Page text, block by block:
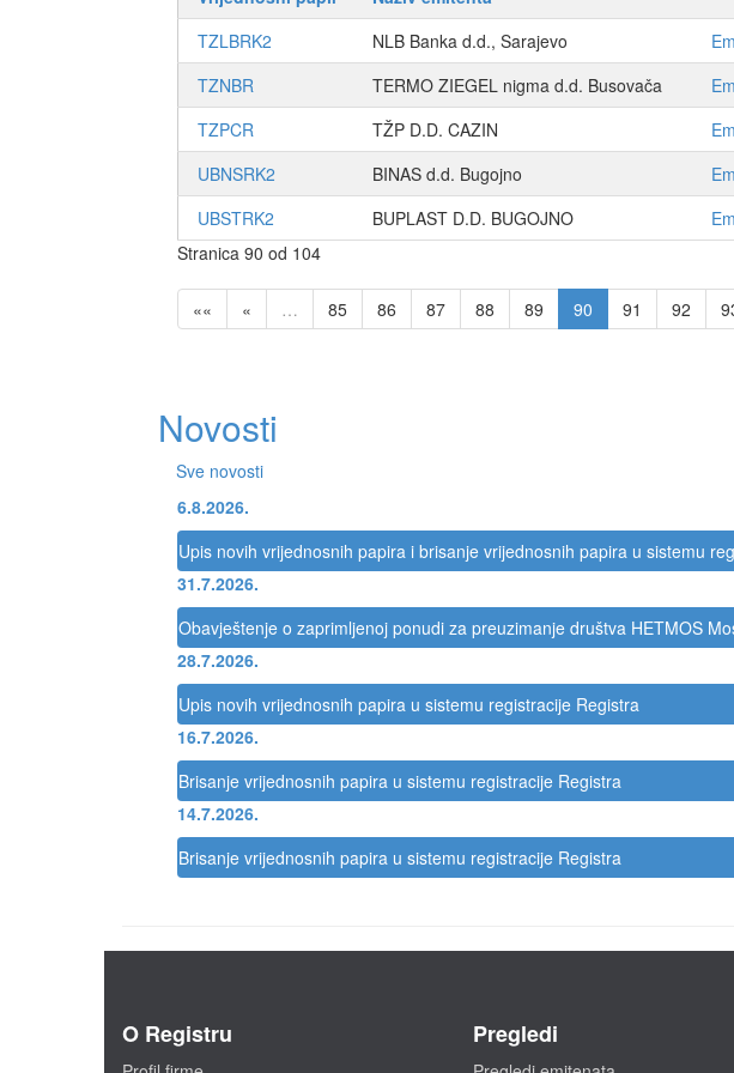
TZLBRK2
NLB Banka d.d., Sarajevo
TZNBR
TERMO ZIEGEL nigma d.d. Busovača
TZPCR
TŽP D.D. CAZIN
UBNSRK2
BINAS d.d. Bugojno
UBSTRK2
BUPLAST D.D. BUGOJNO
Stranica 90 od 104
«« « … 85 86 87 88 89 90 91 92
Novosti
Sve novosti
6.8.2026.
Upis novih vrijednosnih papira i brisanje vrijednosnih papira u sistemu
31.7.2026.
Obavještenje o zaprimljenoj ponudi za preuzimanje društva HETMOS
28.7.2026.
Upis novih vrijednosnih papira u sistemu registracije Registra
16.7.2026.
Brisanje vrijednosnih papira u sistemu registracije Registra
14.7.2026.
Brisanje vrijednosnih papira u sistemu registracije Registra
O Registru Pregledi